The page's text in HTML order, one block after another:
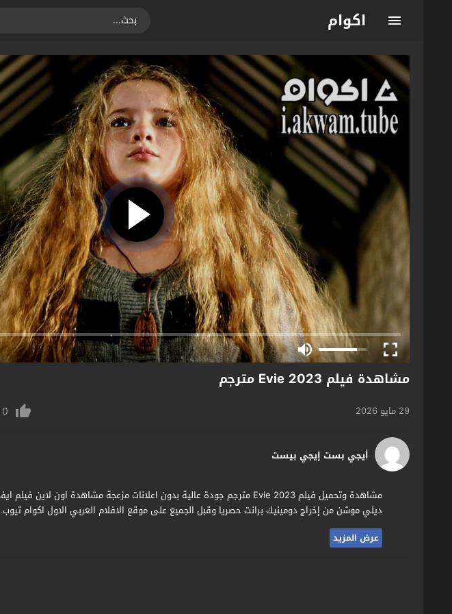
اكوام
مشاهدة فيلم Evie 2023 مترجم
29 مايو 2026 0
أيجي بست إيجي بيست
ديلي موشن من إخراج دومينيك برانت حصريا وقبل الجميع على موقع الافلام العربي الاول اكوام تيوب.
عرض المزيد